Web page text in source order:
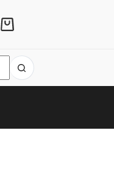
Shopping